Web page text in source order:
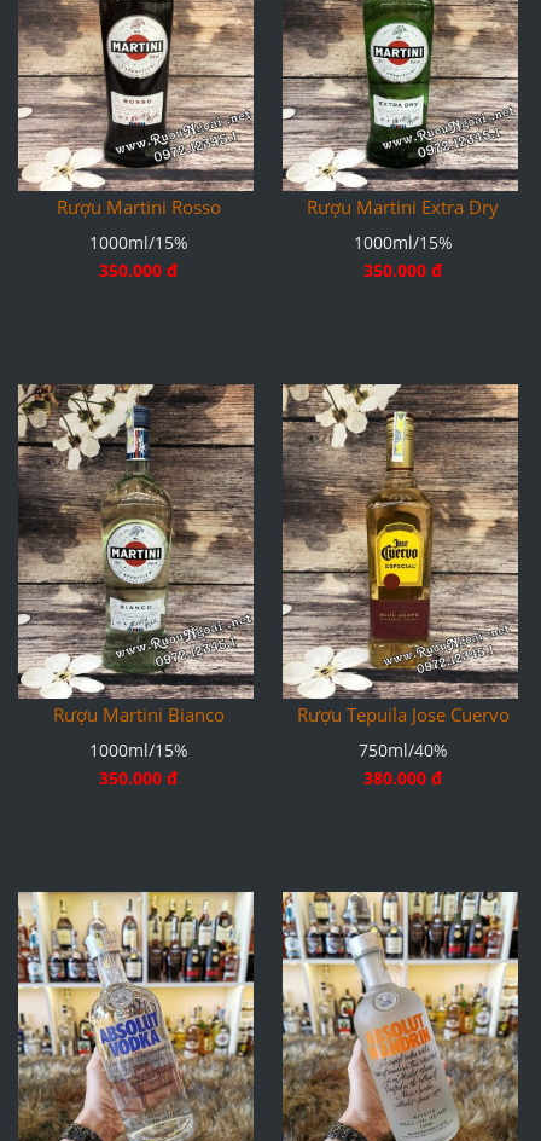
Rượu Martini Rosso
1000ml/15%
350.000 đ
Rượu Martini Extra Dry
1000ml/15%
350.000 đ
Rượu Martini Bianco
1000ml/15%
350.000 đ
Rượu Tepuila Jose Cuervo
750ml/40%
380.000 đ